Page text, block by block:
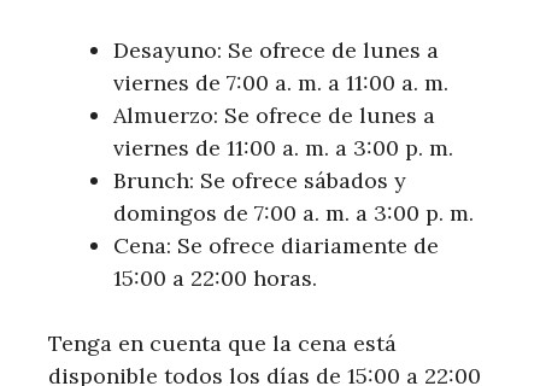
Desayuno: Se ofrece de lunes a
viernes de 7:00 a. m. a 11:00 a. m.
Almuerzo: Se ofrece de lunes a
viernes de 11:00 a. m. a 3:00 p. m.
Brunch: Se ofrece sábados y
domingos de 7:00 a. m. a 3:00 p. m.
Cena: Se ofrece diariamente de
15:00 a 22:00 horas.
Tenga en cuenta que la cena está
disponible todos los días de 15:00 a 22:00